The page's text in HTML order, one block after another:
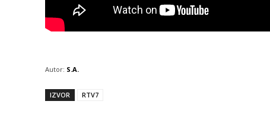
Autor: S.A.
IZVOR RTV7